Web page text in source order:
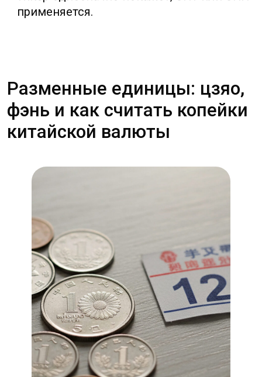
Ниже — простой практический пример
приёма вычислений: чтобы сложить 12,37
суммировании дробных частей и пригоден
и для ручных расчётов, и для программной
обработки данных.
перевод цзяо и фэнь в юань
приёмов, которые пригодятся в магазине,
при выставлении счётов и при обработке
платежей в софте. Ниже — короткие,
но конкретные инструкции и пары
примеров, которые можно применить
Как быстро разобрать сумму, если перед
вами строка с ценой. Сначала
нормализуйте формат: замените запятую
на точку и уберите пробелы и символы
валюты. Затем разделите строку на целую
и дробную части. Если дробной части нет,